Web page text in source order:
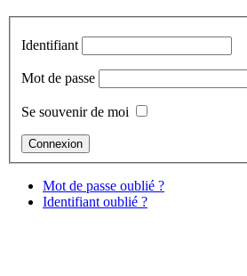
Identifiant
Mot de passe
Se souvenir de moi
Mot de passe oublié ?
Identifiant oublié ?